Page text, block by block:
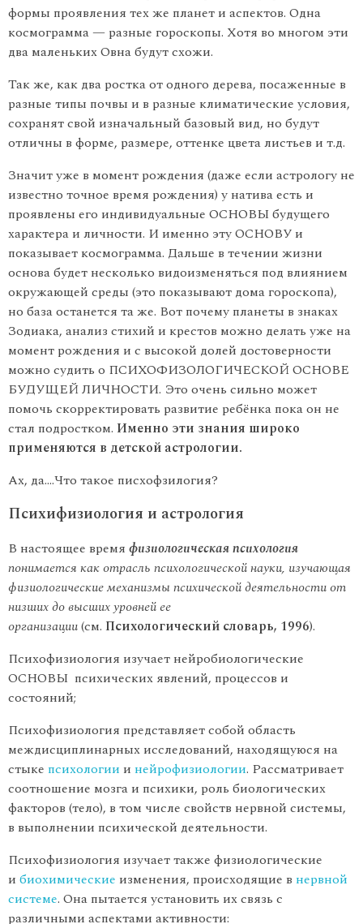
формы проявления тех же планет и аспектов. Одна
космограмма — разные гороскопы. Хотя во многом эти
два маленьких Овна будут схожи.
Так же, как два ростка от одного дерева, посаженные в
разные типы почвы и в разные климатические условия,
сохранят свой изначальный базовый вид, но будут
отличны в форме, размере, оттенке цвета листьев и т.д.
Значит уже в момент рождения (даже если астрологу не
известно точное время рождения) у натива есть и
проявлены его индивидуальные ОСНОВЫ будущего
характера и личности. И именно эту ОСНОВУ и
показывает космограмма. Дальше в течении жизни
основа будет несколько видоизменяться под влиянием
окружающей среды (это показывают дома гороскопа),
но база останется та же. Вот почему планеты в знаках
Зодиака, анализ стихий и крестов можно делать уже на
момент рождения и с высокой долей достоверности
можно судить о ПСИХОФИЗОЛОГИЧЕСКОЙ ОСНОВЕ
БУДУЩЕЙ ЛИЧНОСТИ. Это очень сильно может
помочь скорректировать развитие ребёнка пока он не
стал подростком. Именно эти знания широко
применяются в детской астрологии.
Ах, да….Что такое писхофзилогия?
Психифизиология и астрология
В настоящее время физиологическая психология
понимается как отрасль психологической науки, изучающая
физиологические механизмы психической деятельности от
низших до высших уровней ее
организации(см. Психологический словарь, 1996).
Психофизиология изучает нейробиологические
ОСНОВЫ психических явлений, процессов и
состояний;
Психофизиология представляет собой область
междисциплинарных исследований, находящуюся на
стыке психологии и нейрофизиологии. Рассматривает
соотношение мозга и психики, роль биологических
факторов (тело), в том числе свойств нервной системы,
в выполнении психической деятельности.
Психофизиология изучает также физиологические
и биохимические изменения, происходящие в нервной
системе. Она пытается установить их связь с
различными аспектами активности: